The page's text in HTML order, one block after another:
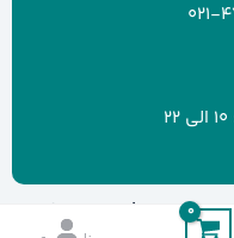
021-
نقره موذنی می باشد.